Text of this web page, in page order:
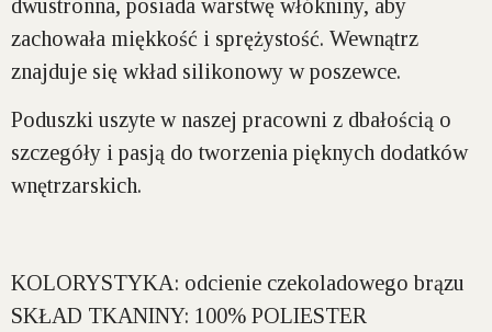
dwustronna, posiada warstwę włókniny, aby
zachowała miękkość i sprężystość. Wewnątrz
znajduje się wkład silikonowy w poszewce.
Poduszki uszyte w naszej pracowni z dbałością o
szczegóły i pasją do tworzenia pięknych dodatków
wnętrzarskich.
KOLORYSTYKA: odcienie czekoladowego brązu
SKŁAD TKANINY: 100% POLIESTER